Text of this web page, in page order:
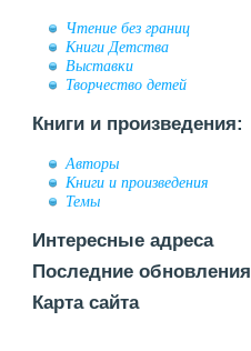
Чтение без границ
Книги Детства
Выставки
Творчество детей
Книги и произведения:
Авторы
Книги и произведения
Темы
Интересные адреса
Последние обновления
Карта сайта